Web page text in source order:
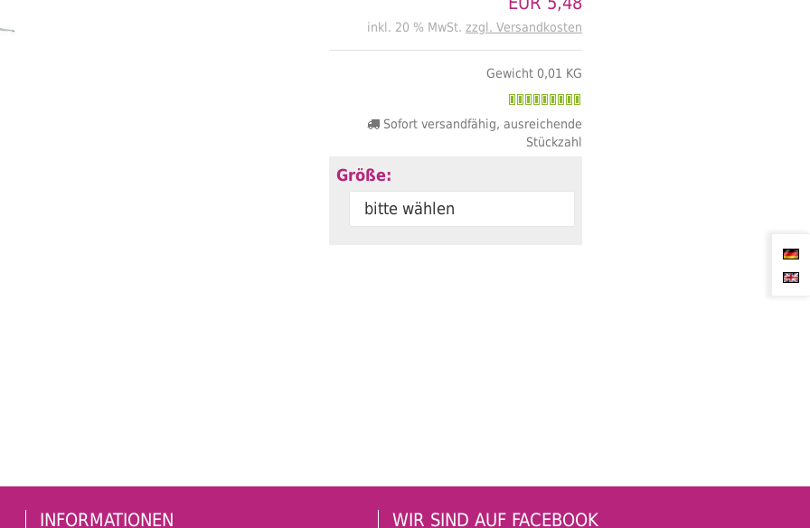
inkl. 20 % MwSt. zzgl. Versandkosten
Gewicht 0,01 KG
Sofort versandfähig, ausreichende
Stückzahl
Größe:
bitte wählen
INFORMATIONEN WIR SIND AUF FACEBOOK